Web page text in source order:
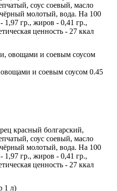
соус соевый, масло
чёрный молотый, вода. На 100
1,97 гр., жиров - 0,41 гр.,
ценность - 27 ккал
и соевым соусом 0.45
красный болгарский,
соус соевый, масло
чёрный молотый, вода. На 100
1,97 гр., жиров - 0,41 гр.,
ценность - 27 ккал